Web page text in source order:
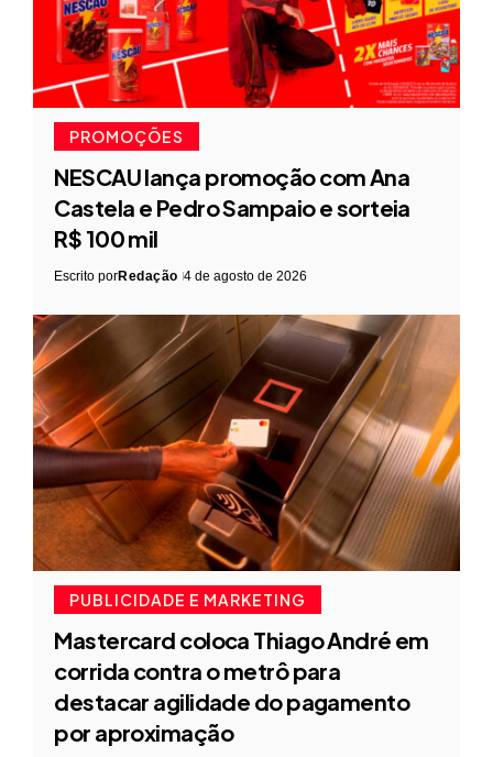
PROMOÇÕES
NESCAU lança promoção com Ana
Castela e Pedro Sampaio e sorteia
R$ 100 mil
Escrito porRedação 4 de agosto de 2026
PUBLICIDADE E MARKETING
Mastercard coloca Thiago André em
corrida contra o metrô para
destacar agilidade do pagamento
por aproximação